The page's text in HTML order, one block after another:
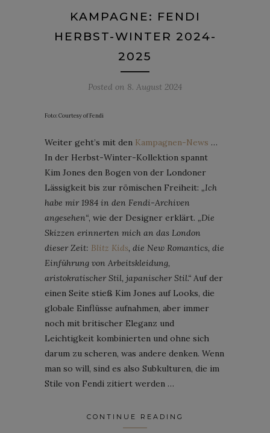
KAMPAGNE: FENDI
HERBST-WINTER 2024-
2025
Posted on 8. August 2024
Foto: Courtesy of Fendi
Weiter geht’s mit den Kampagnen-News …
In der Herbst-Winter-Kollektion spannt
Kim Jones den Bogen von der Londoner
Lässigkeit bis zur römischen Freiheit: „Ich
habe mir 1984 in den Fendi-Archiven
angesehen“, wie der Designer erklärt. „Die
Skizzen erinnerten mich an das London
dieser Zeit: Blitz Kids, die New Romantics, die
Einführung von Arbeitskleidung,
aristokratischer Stil, japanischer Stil.“ Auf der
einen Seite stieß Kim Jones auf Looks, die
globale Einflüsse aufnahmen, aber immer
noch mit britischer Eleganz und
Leichtigkeit kombinierten und ohne sich
darum zu scheren, was andere denken. Wenn
man so will, sind es also Subkulturen, die im
Stile von Fendi zitiert werden …
CONTINUE READING